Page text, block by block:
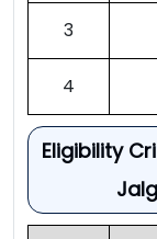
3
4
Eligibility